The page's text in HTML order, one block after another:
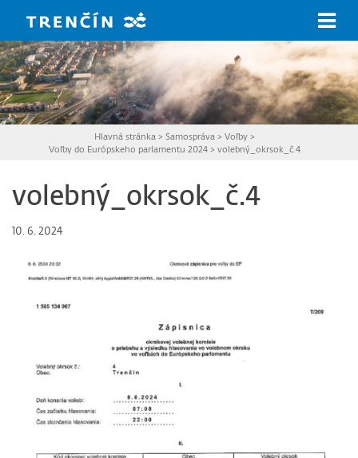
Hlavná stránka > Samospráva > Voľby>
Voľby do Európskeho parlamentu 2024> volebný_okrsok_č.4
volebný_okrsok_č.4
10. 6. 2024